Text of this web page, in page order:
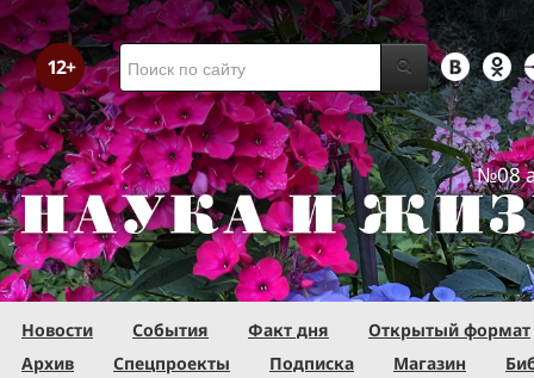
№08
Новости События Факт дня
Открытый формат
Архив
Спецпроекты Подписка Магазин